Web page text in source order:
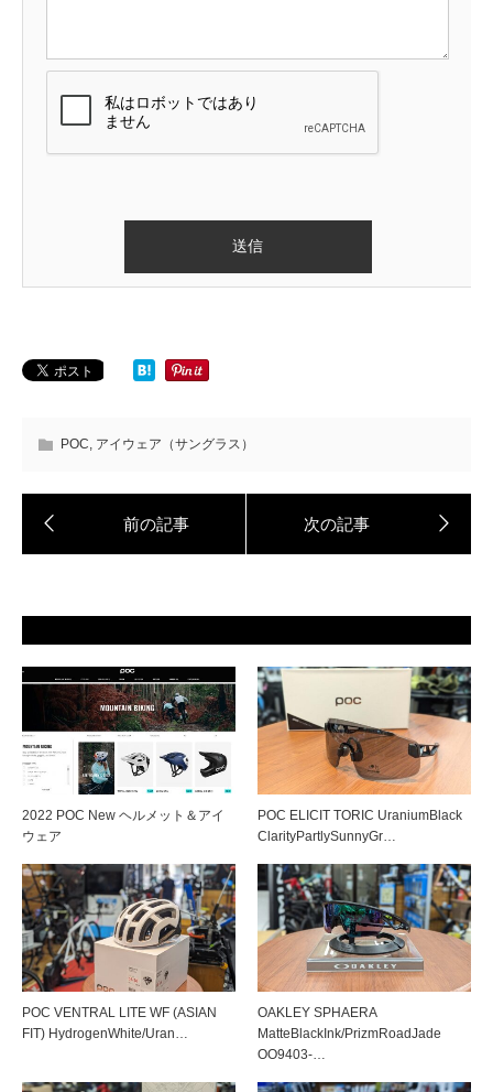
POC アイウェア（サングラス）
2022 POC New ヘルメット＆アイ
ウェア
POC ELICIT TORIC UraniumBlack
ClarityPartlySunnyGr…
POC VENTRAL LITE WF (ASIAN
FIT) HydrogenWhite/Uran…
OAKLEY SPHAERA
MatteBlackInk/PrizmRoadJade
OO9403-…